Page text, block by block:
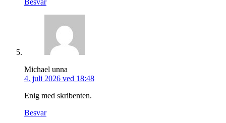
Besvar
Michael unna
4. juli 2026 ved 18:48
Enig med skribenten.
Besvar